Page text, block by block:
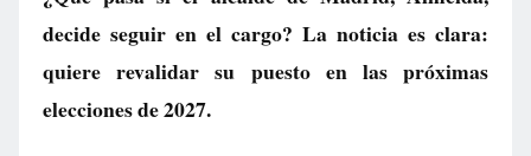
decide seguir en el cargo? La noticia es clara:
quiere revalidar su puesto en las próximas
elecciones de 2027.